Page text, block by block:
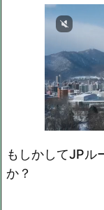
もしかしてJPル
か？